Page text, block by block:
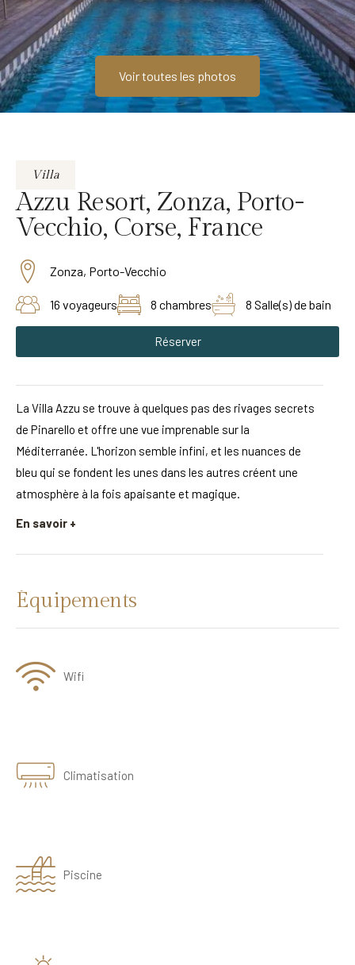
Voir toutes les photos
Villa
Azzu Resort, Zonza, Porto-
Vecchio, Corse, France
Zonza, Porto-Vecchio
16 voyageurs 8 chambres 8 Salle(s) de bain
Réserver
La Villa Azzu se trouve à quelques pas des rivages secrets
de Pinarello et offre une vue imprenable sur la
Méditerranée. L'horizon semble infini, et les nuances de
bleu qui se fondent les unes dans les autres créent une
atmosphère à la fois apaisante et magique.
En savoir +
Équipements
Wifi
Climatisation
Piscine